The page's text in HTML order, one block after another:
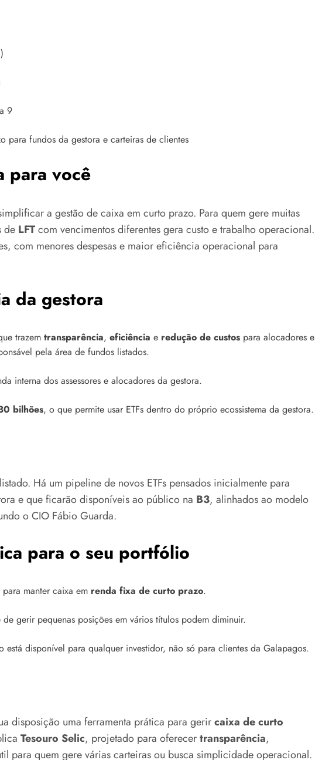
9
para fundos da gestora e carteiras de clientes
para você
a gestão de caixa em curto prazo. Para quem gere muitas
de LFTcom vencimentos diferentes gera custo e trabalho operacional.
com menores despesas e maior eficiência operacional para
da gestora
trazem transparência, eficiência e redução de custos para alocadores e
pela área de fundos listados.
interna dos assessores e alocadores da gestora.
bilhões, o que permite usar ETFs dentro do próprio ecossistema da gestora.
Há um pipeline de novos ETFs pensados inicialmente para
e que ficarão disponíveis ao público na B3, alinhados ao modelo
o CIO Fábio Guarda.
para o seu portfólio
manter caixa em renda fixa de curto prazo.
gerir pequenas posições em vários títulos podem diminuir.
disponível para qualquer investidor, não só para clientes da Galapagos.
disposição uma ferramenta prática para gerircaixa de curto
Tesouro Selic, projetado para oferecertransparência,
para quem gere várias carteiras ou busca simplicidade operacional.